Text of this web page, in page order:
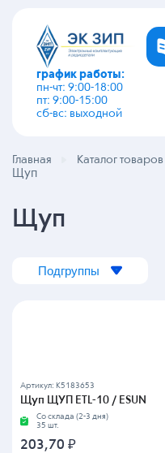
график работы:
пн-чт: 9:00-18:00
пт: 9:00-15:00
сб-вс: выходной
Главная Каталог товаров
Щуп
Щуп
Подгруппы
Артикул: K5183653
Щуп ЩУП ETL-10 / ESUN
Со склада (2-3 дня)
35 шт.
203,70 ₽